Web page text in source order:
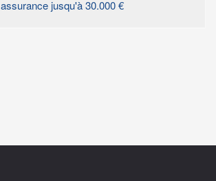
assurance jusqu'à 30.000 €